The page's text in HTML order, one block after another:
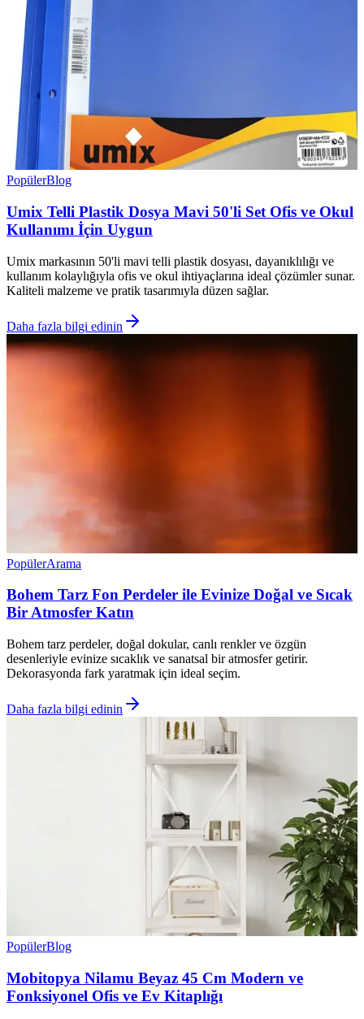
PopülerBlog
Umix Telli Plastik Dosya Mavi 50'li Set Ofis ve Okul
Kullanımı İçin Uygun
Umix markasının 50'li mavi telli plastik dosyası, dayanıklılığı ve
kullanım kolaylığıyla ofis ve okul ihtiyaçlarına ideal çözümler sunar.
Kaliteli malzeme ve pratik tasarımıyla düzen sağlar.
Daha fazla bilgi edinin
PopülerArama
Bohem Tarz Fon Perdeler ile Evinize Doğal ve Sıcak
Bir Atmosfer Katın
Bohem tarz perdeler, doğal dokular, canlı renkler ve özgün
desenleriyle evinize sıcaklık ve sanatsal bir atmosfer getirir.
Dekorasyonda fark yaratmak için ideal seçim.
Daha fazla bilgi edinin
PopülerBlog
Mobitopya Nilamu Beyaz 45 Cm Modern ve
Fonksiyonel Ofis ve Ev Kitaplığı